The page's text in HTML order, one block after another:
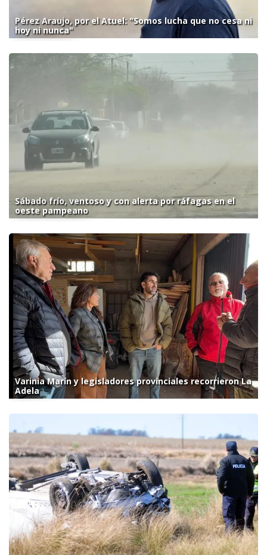
Pérez Araujo, por el Atuel: "Somos lucha que no cesa ni
hoy ni nunca"
Sábado frío, ventoso y con alerta por ráfagas en el
oeste pampeano
Varinia Marín y legisladores provinciales recorrieron La
Adela